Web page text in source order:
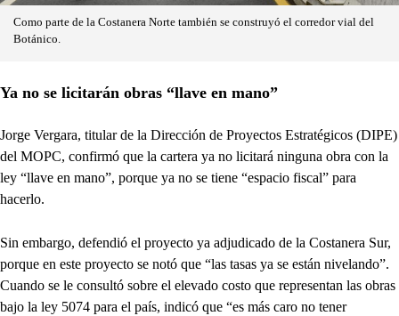
Como parte de la Costanera Norte también se construyó el corredor vial del
Botánico.
Ya no se licitarán obras “llave en mano”
Jorge Vergara, titular de la Dirección de Proyectos Estratégicos (DIPE)
del MOPC, confirmó que la cartera ya no licitará ninguna obra con la
ley “llave en mano”, porque ya no se tiene “espacio fiscal” para
hacerlo.
Sin embargo, defendió el proyecto ya adjudicado de la Costanera Sur,
porque en este proyecto se notó que “las tasas ya se están nivelando”.
Cuando se le consultó sobre el elevado costo que representan las obras
bajo la ley 5074 para el país, indicó que “es más caro no tener